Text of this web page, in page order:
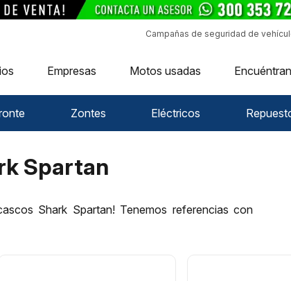
Campañas de seguridad de
Empresas Motos usadas
Zontes Eléctricos
Spartan
Shark Spartan! Tenemos referencias con